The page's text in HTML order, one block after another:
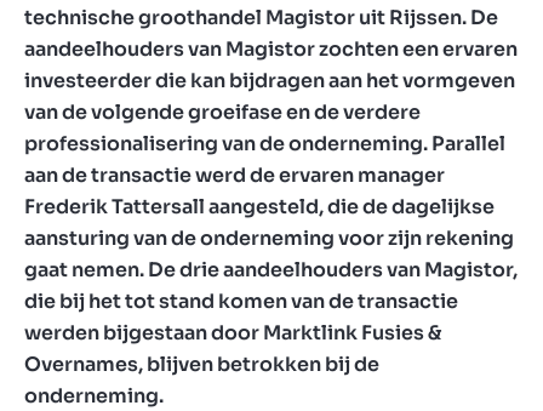
technische groothandel Magistor uit Rijssen. De
aandeelhouders van Magistor zochten een ervaren
investeerder die kan bijdragen aan het vormgeven
van de volgende groeifase en de verdere
professionalisering van de onderneming. Parallel
aan de transactie werd de ervaren manager
Frederik Tattersall aangesteld, die de dagelijkse
aansturing van de onderneming voor zijn rekening
gaat nemen. De drie aandeelhouders van Magistor,
die bij het tot stand komen van de transactie
werden bijgestaan door Marktlink Fusies &
Overnames, blijven betrokken bij de
onderneming.